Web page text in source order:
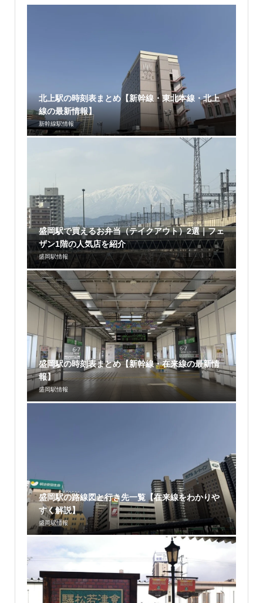
北上駅の時刻表まとめ【新幹線・東北本線・北上
線の最新情報】
新幹線駅情報
盛岡駅で買えるお弁当（テイクアウト）2選｜フェ
ザン1階の人気店を紹介
盛岡駅情報
盛岡駅の時刻表まとめ【新幹線・在来線の最新情
報】
盛岡駅情報
盛岡駅の路線図と行き先一覧【在来線をわかりや
すく解説】
盛岡駅情報